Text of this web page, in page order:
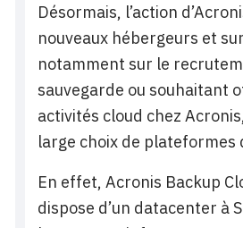
Désormais, l’action
nouveaux hébergeurs et
notamment sur le
sauvegarde ou souhaitant
activités cloud chez
large choix de plateformes
En effet, Acronis Backup
dispose d’un datacenter à